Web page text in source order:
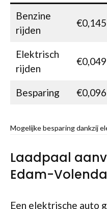
Benzine
rijden
€0,145
Elektrisch
rijden
€0,049
Besparing €0,096
Mogelijke besparing dankzij
Laadpaal
Edam-
Een elektrische auto